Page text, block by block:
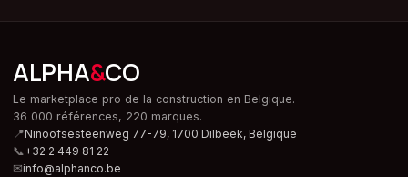
ALPHA&CO
Le marketplace pro de la construction en Belgique.
36 000 références, 220 marques.
📍Ninoofsesteenweg 77-79, 1700 Dilbeek, Belgique
📞+32 2 449 81 22
✉info@alphanco.be